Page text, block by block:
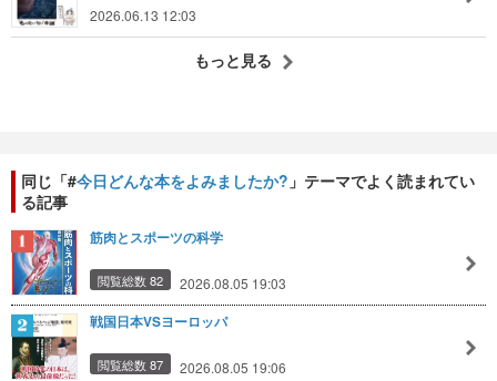
2026.06.13 12:03
もっと見る
同じ「#今日どんな本をよみましたか? 」テーマでよく読まれてい
る記事
筋肉とスポーツの科学
閲覧総数 82 2026.08.05 19:03
戦国日本VSヨーロッパ
閲覧総数 87 2026.08.05 19:06